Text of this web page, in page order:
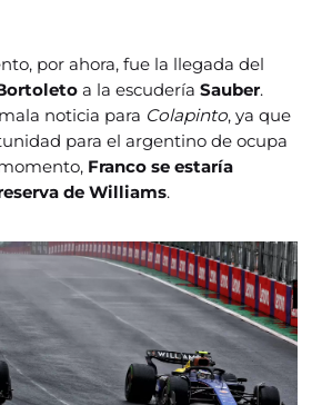
por ahora, fue la llegada del
a la escuderíaSauber.
noticia para Colapinto, ya que
para el argentino de ocupa
Franco se estaría
de Williams.